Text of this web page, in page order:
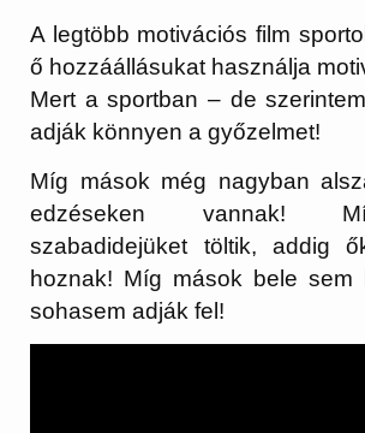
A legtöbb motivációs film
ő hozzáállásukat használja
Mert a sportban – de
adják könnyen a győzelmet!
Míg mások még nagyban
edzéseken vannak!
szabadidejüket töltik, addig
hoznak! Míg mások bele sem
sohasem adják fel!